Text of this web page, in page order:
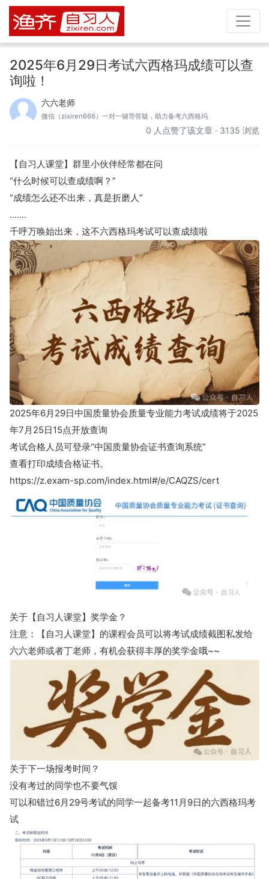
2025年6月29日考试六西格玛成绩可以查
询啦！
六六老师
微信（zixiren666）一对一辅导答疑，助力备考六西格玛
0 人点赞了该文章 · 3135 浏览
【自习人课堂】群里小伙伴经常都在问
“什么时候可以查成绩啊？”
“成绩怎么还不出来，真是折磨人”
.......
千呼万唤始出来，这不六西格玛考试可以查成绩啦
2025年6月29日中国质量协会质量专业能力考试成绩将于2025
年7月25日15点开放查询
考试合格人员可登录“中国质量协会证书查询系统”
查看打印成绩合格证书。
https://z.exam-sp.com/index.html#/e/CAQZS/cert
关于【自习人课堂】奖学金？
注意：【自习人课堂】的课程会员可以将考试成绩截图私发给
六六老师或者丁老师，有机会获得丰厚的奖学金哦~~
关于下一场报考时间？
没有考过的同学也不要气馁
可以和错过6月29号考试的同学一起备考11月9日的六西格玛考
试